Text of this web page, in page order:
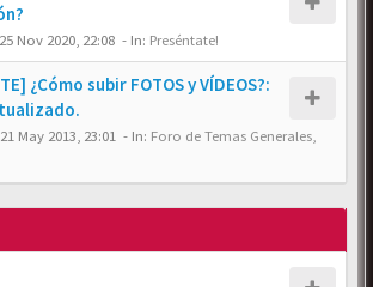
Nov 2020, 22:08 - In: Preséntate!
¿Cómo subir FOTOS y VÍDEOS?:
May 2013, 23:01 - In: Foro de Temas Generales,